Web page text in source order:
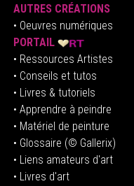
AUTRES CRÉATIONS
• Oeuvres numériques
PORTAIL
• Ressources Artistes
• Conseils et tutos
• Livres & tutoriels
• Apprendre à peindre
• Matériel de peinture
• Glossaire (© Gallerix)
• Liens amateurs d'art
• Livres d'art